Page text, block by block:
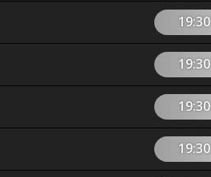
19:30
19:30
19:30
19:30